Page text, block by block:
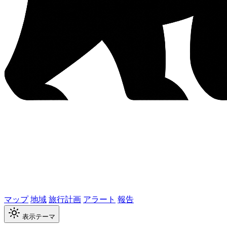
マップ地域旅行計画 アラート 報告
表示テーマ